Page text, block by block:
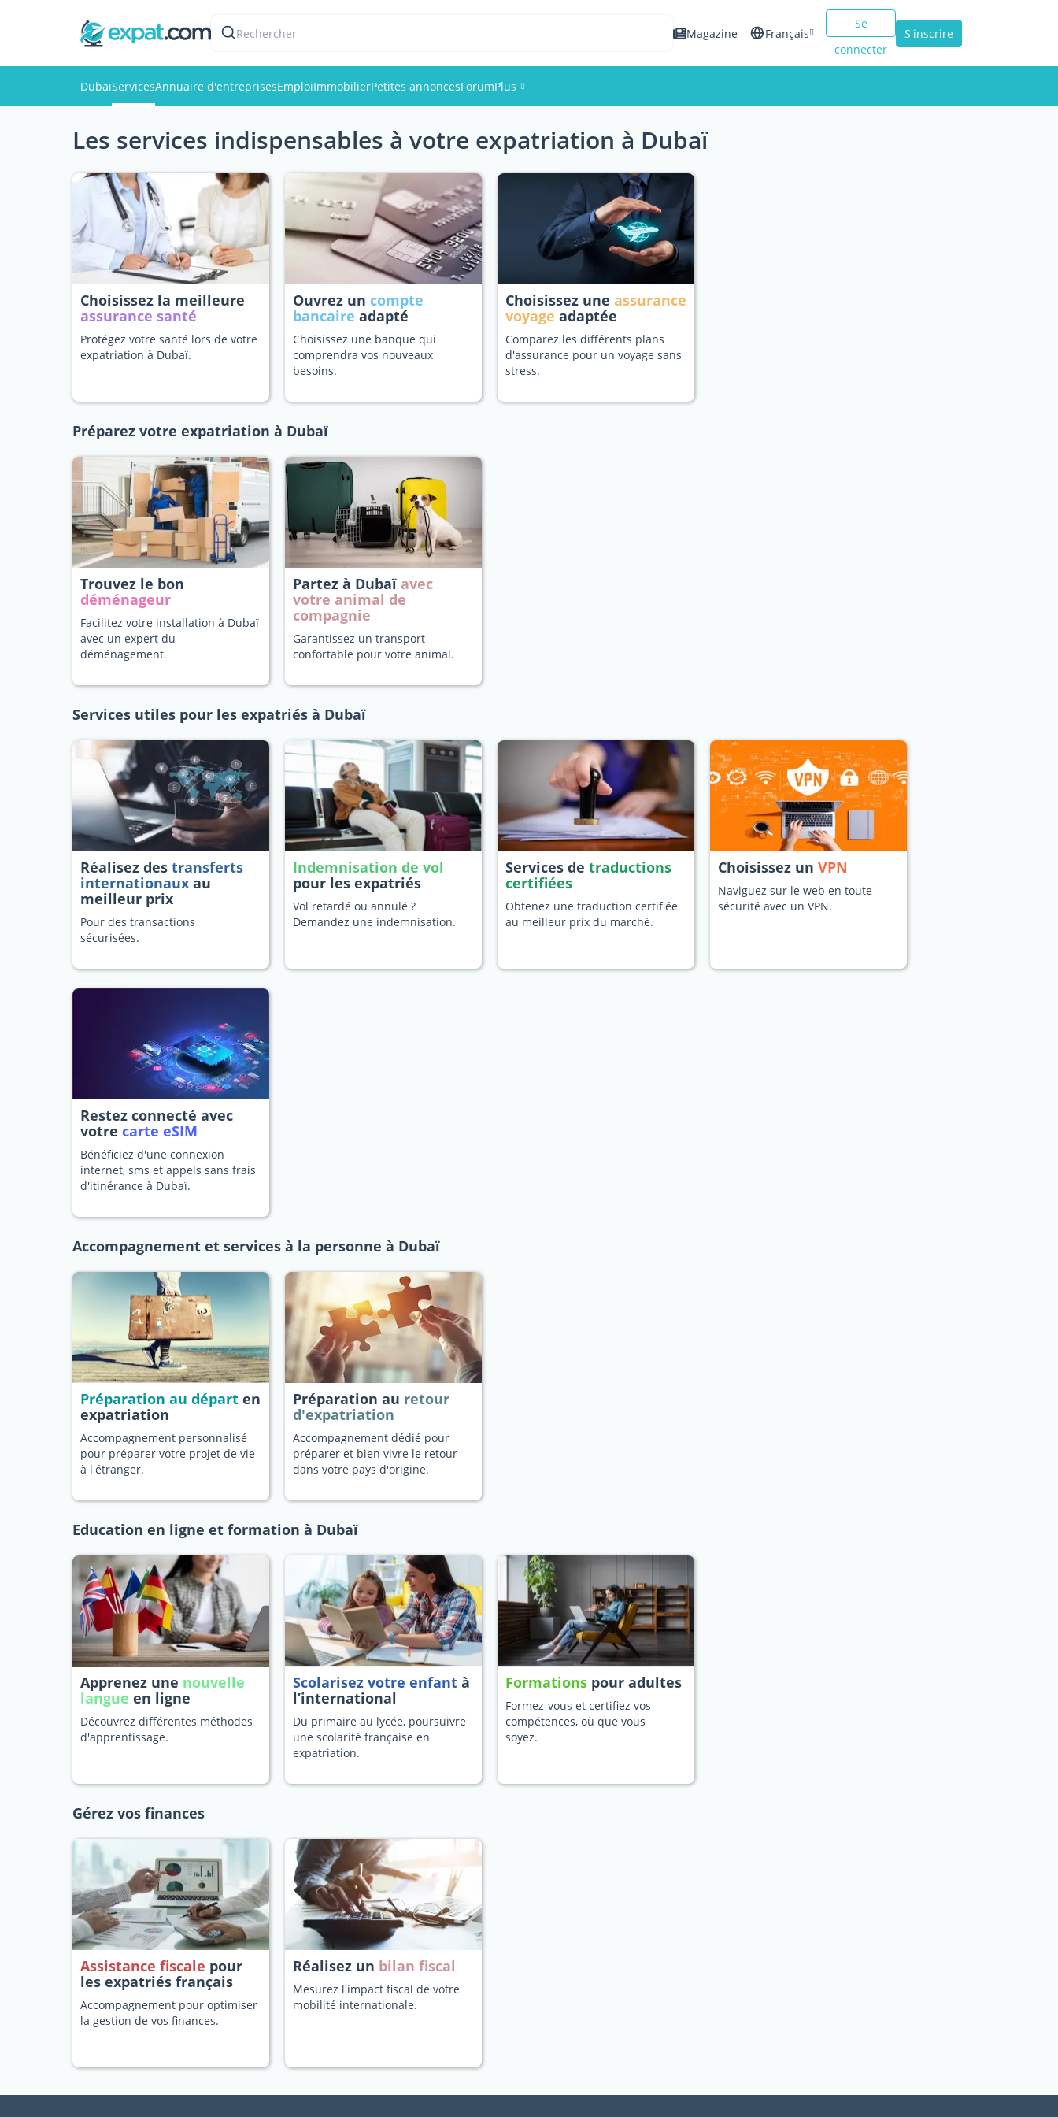
Rechercher Magazine Français
Se
connecter
S'inscrire
DubaïServicesAnnuaire d'entreprisesEmploiImmobilierPetites annoncesForumPlus
Événements
Membres
Les services indispensables à votre expatriation à Dubaï
Choisissez la meilleure
assurance santé
Protégez votre santé lors de votre
expatriation à Dubaï.
Ouvrez un compte
bancaire adapté
Choisissez une banque qui
comprendra vos nouveaux
besoins.
Choisissez une assurance
voyage adaptée
Comparez les différents plans
d'assurance pour un voyage sans
stress.
Préparez votre expatriation à Dubaï
Trouvez le bon
déménageur
Facilitez votre installation à Dubaï
avec un expert du
déménagement.
Partez à Dubaï avec
votre animal de
compagnie
Garantissez un transport
confortable pour votre animal.
Services utiles pour les expatriés à Dubaï
Réalisez des transferts
internationaux au
meilleur prix
Pour des transactions
sécurisées.
Indemnisation de vol
pour les expatriés
Vol retardé ou annulé ?
Demandez une indemnisation.
Services de traductions
certifiées
Obtenez une traduction certifiée
au meilleur prix du marché.
Choisissez un VPN
Naviguez sur le web en toute
sécurité avec un VPN.
Restez connecté avec
votre carte eSIM
Bénéficiez d'une connexion
internet, sms et appels sans frais
d'itinérance à Dubaï.
Accompagnement et services à la personne à Dubaï
Préparation au départ en
expatriation
Accompagnement personnalisé
pour préparer votre projet de vie
à l'étranger.
Préparation au retour
d'expatriation
Accompagnement dédié pour
préparer et bien vivre le retour
dans votre pays d'origine.
Education en ligne et formation à Dubaï
Apprenez une nouvelle
langue en ligne
Découvrez différentes méthodes
d'apprentissage.
Scolarisez votre enfant à
l’international
Du primaire au lycée, poursuivre
une scolarité française en
expatriation.
Formations pour adultes
Formez-vous et certifiez vos
compétences, où que vous
soyez.
Gérez vos finances
Assistance fiscale pour
les expatriés français
Accompagnement pour optimiser
la gestion de vos finances.
Réalisez un bilan fiscal
Mesurez l'impact fiscal de votre
mobilité internationale.